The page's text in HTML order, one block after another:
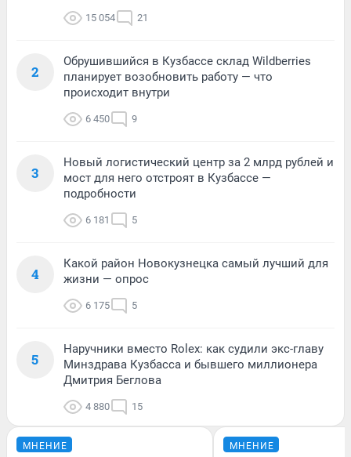
15 054 21
2
Обрушившийся в Кузбассе склад Wildberries
планирует возобновить работу — что
происходит внутри
6 450 9
3
Новый логистический центр за 2 млрд рублей и
мост для него отстроят в Кузбассе —
подробности
6 181 5
4
Какой район Новокузнецка самый лучший для
жизни — опрос
6 175 5
5
Наручники вместо Rolex: как судили экс-главу
Минздрава Кузбасса и бывшего миллионера
Дмитрия Беглова
4 880 15
МНЕНИЕ МНЕНИЕ